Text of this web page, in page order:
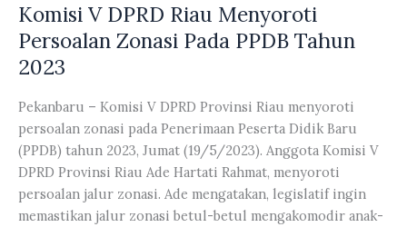
Pengelolaan
Hutan
Wilayah
Kesatuan
Pengelolaan
Hutan
Melakukan
Peninjauan
lapangan
Komisi V DPRD Riau Menyoroti
Persoalan Zonasi Pada PPDB Tahun
2023
Pekanbaru – Komisi V DPRD Provinsi Riau menyoroti
persoalan zonasi pada Penerimaan Peserta Didik Baru
(PPDB) tahun 2023, Jumat (19/5/2023). Anggota Komisi V
DPRD Provinsi Riau Ade Hartati Rahmat, menyoroti
persoalan jalur zonasi. Ade mengatakan, legislatif ingin
memastikan jalur zonasi betul-betul mengakomodir anak-